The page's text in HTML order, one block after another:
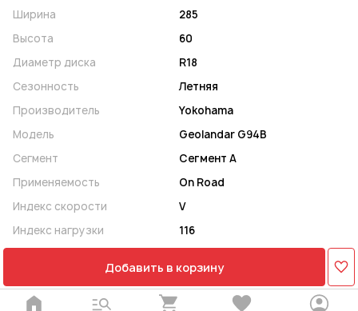
Ширина
285
Высота
60
Диаметр диска
R18
Сезонность
Летняя
Производитель
Yokohama
Модель
Geolandar G94B
Сегмент
Сегмент A
Применяемость
On Road
Индекс скорости
V
Индекс нагрузки
116
Добавить в корзину